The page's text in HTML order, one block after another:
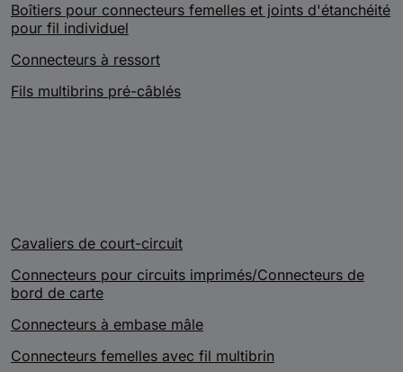
Boîtiers pour connecteurs femelles et joints d'étanchéité
pour fil individuel
Connecteurs à ressort
Fils multibrins pré-câblés
Cavaliers de court-circuit
Connecteurs pour circuits imprimés/Connecteurs de
bord de carte
Connecteurs à embase mâle
Connecteurs femelles avec fil multibrin